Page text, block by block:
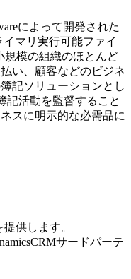
によって開発された
マリ実行可能ファイ
規模の組織のほとんど
い、顧客などのビジネ
記ソリューションとし
記活動を監督すること
スに明示的な必需品に
供します。
サードパーテ